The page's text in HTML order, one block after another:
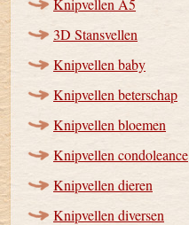
Knipvellen A5
3D Stansvellen
Knipvellen baby
Knipvellen beterschap
Knipvellen bloemen
Knipvellen condoleance
Knipvellen dieren
Knipvellen diversen